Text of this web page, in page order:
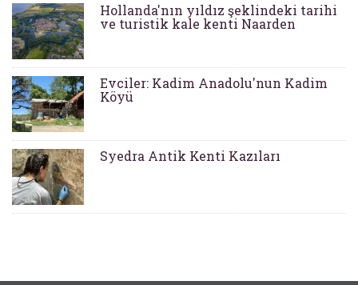
Hollanda'nın yıldız şeklindeki tarihi
ve turistik kale kenti Naarden
Evciler: Kadim Anadolu'nun Kadim
Köyü
Syedra Antik Kenti Kazıları